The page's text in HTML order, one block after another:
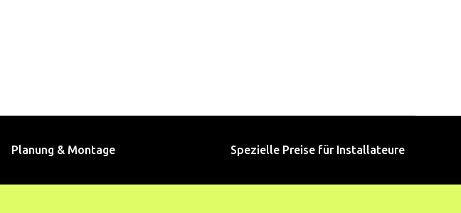
Planung & Montage Spezielle Preise für Installateure